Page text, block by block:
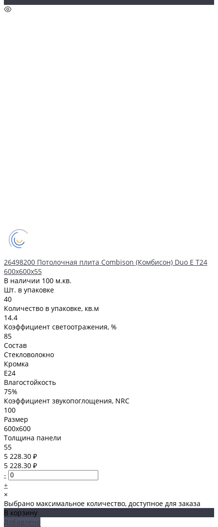
26498200 Потолочная плита Combison (Комбисон) Duo E T24
600x600x55
В наличии 100 м.кв.
Шт. в упаковке
40
Количество в упаковке, кв.м
14.4
Коэффициент светоотражения, %
85
Состав
Стекловолокно
Кромка
E24
Влагостойкость
75%
Коэффициент звукопоглощения, NRC
100
Размер
600x600
Толщина панели
55
5 228.30 ₽
5 228.30 ₽
-
+
×
Выбрано максимальное количество, доступное для заказа
В корзину
Добавлено